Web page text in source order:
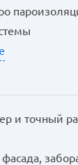
и точный